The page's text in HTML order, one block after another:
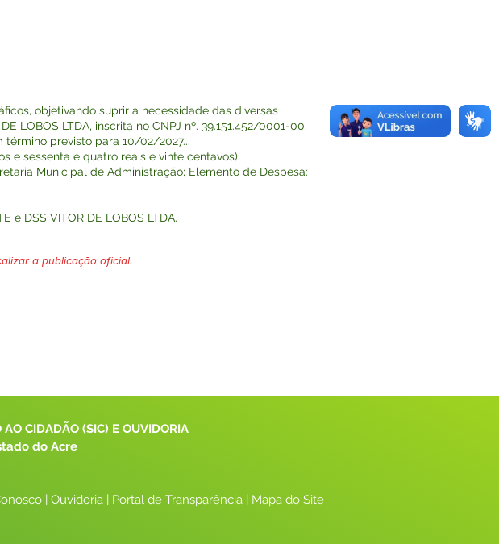
objetivando suprir a necessidade das diversas
LOBOS LTDA, inscrita no CNPJ nº. 39.151.452/0001-00.
término previsto para 10/02/2027...
e sessenta e quatro reais e vinte centavos).
Municipal de Administração; Elemento de Despesa:
e DSS VITOR DE LOBOS LTDA.
a publicação oficial.
CIDADÃO (SIC) E OUVIDORIA
do Acre
| Ouvidoria | Portal de Transparência | Mapa do Site